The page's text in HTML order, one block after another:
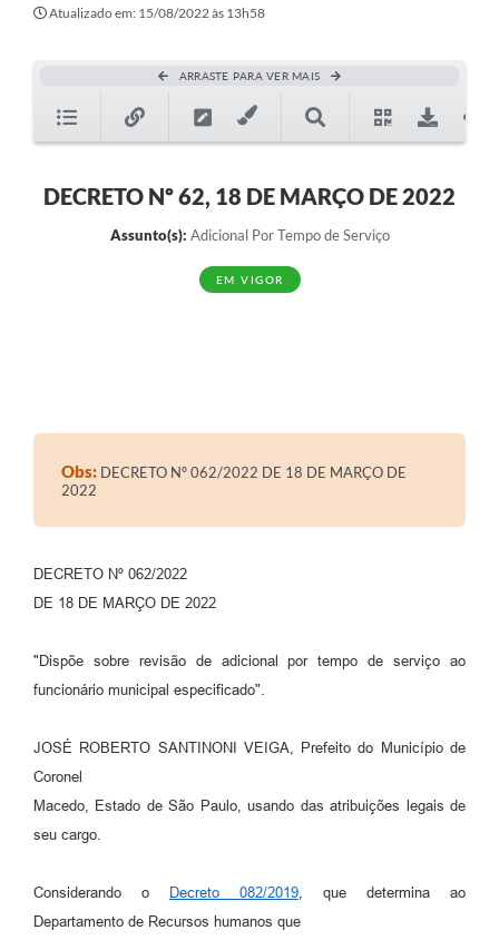
Atualizado em: 15/08/2022 às 13h58
ARRASTE PARA VER MAIS
DECRETO Nº 62, 18 DE MARÇO DE 2022
Assunto(s): Adicional Por Tempo de Serviço
EM VIGOR
Obs: DECRETO Nº 062/2022 DE 18 DE MARÇO DE
2022
DECRETO Nº 062/2022
DE 18 DE MARÇO DE 2022
"Dispõe sobre revisão de adicional por tempo de serviço ao
funcionário municipal especificado".
JOSÉ ROBERTO SANTINONI VEIGA, Prefeito do Município de
Coronel
Macedo, Estado de São Paulo, usando das atribuições legais de
seu cargo.
Considerando o Decreto 082/2019 , que determina ao
Departamento de Recursos humanos que